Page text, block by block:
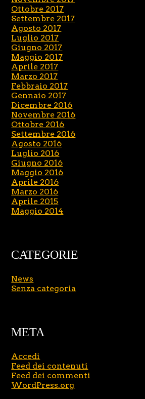
Ottobre 2017
Settembre 2017
Agosto 2017
Luglio 2017
Giugno 2017
Maggio 2017
Aprile 2017
Marzo 2017
Febbraio 2017
Gennaio 2017
Dicembre 2016
Novembre 2016
Ottobre 2016
Settembre 2016
Agosto 2016
Luglio 2016
Giugno 2016
Maggio 2016
Aprile 2016
Marzo 2016
Aprile 2015
Maggio 2014
CATEGORIE
News
Senza categoria
META
Accedi
Feed dei contenuti
Feed dei commenti
WordPress.org